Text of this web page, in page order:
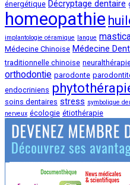
énergétique Décryptage dentaire
homeopathie
implantologie céramique langue
Médecine Chinoise Médecine
traditionnelle chinoise
orthodontie parodonte
endocriniens
soins dentaires stress symbolique
nerveux écologie étiothérapie